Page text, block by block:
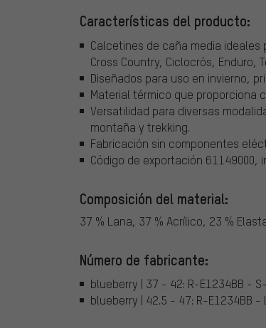
Características del producto:
Calcetines de caña media ideales
Cross Country, Ciclocrós, Enduro,
Diseñados para uso en invierno,
Material térmico que proporciona
Versatilidad para diversas
montaña y trekking.
Fabricación sin componentes
Código de exportación
Composición del material:
37 % Lana, 37 % Acrílico, 23 %
Número de fabricante:
blueberry | 37 - 42: R-E1234BB -
blueberry | 42.5 - 47: R-E1234BB -